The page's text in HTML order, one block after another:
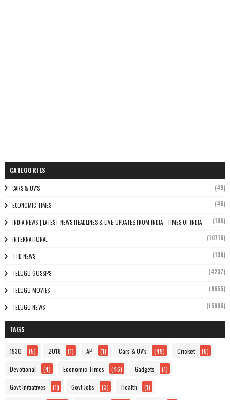
CATEGORIES
CARS & UV'S (49)
ECONOMIC TIMES (46)
INDIA NEWS | LATEST NEWS HEADLINES & LIVE UPDATES FROM INDIA - TIMES OF INDIA (106)
INTERNATIONAL (10716)
TTD NEWS (138)
TELUGU GOSSIPS (4237)
TELUGU MOVIES (8655)
TELUGU NEWS (15006)
TAGS
1930 (5) 2018 (1) AP (1) Cars & UV's (49) Cricket (6)
Devotional (4) Economic Times (46) Gadgets (1)
Govt Initiatives (1) Govt Jobs (3) Health (1)